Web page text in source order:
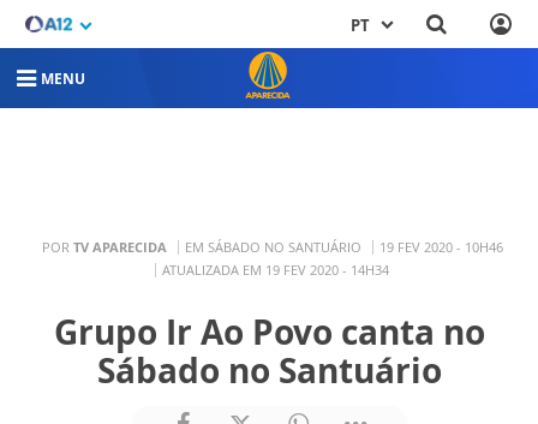
PT
MENU
POR TV APARECIDA EM SÁBADO NO SANTUÁRIO
19 FEV 2020 - 10H46
ATUALIZADA EM 19 FEV 2020 - 14H34
Grupo Ir Ao Povo canta no
Sábado no Santuário